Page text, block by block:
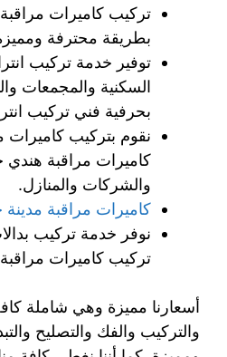
تركيب كاميرات
بطريقة محترفة
توفير خدمة تركيب
السكنية والمجمعات
بحرفية فني تركيب
نقوم بتركيب
كاميرات مراقبة هندي
والشركات والمنازل.
كاميرات مراقبة مدينة
نوفر خدمة تركيب
تركيب كاميرات
أسعارنا مميزة وهي شاملة
والتركيب والفك والتصليح